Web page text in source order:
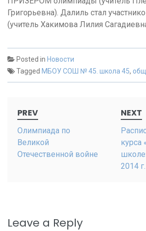
Григорьевна). Далиль стал
(учитель Хакимова Лилия
Posted in Новости
Tagged МБОУ СОШ № 45. школа 45,
navigation
PREV
Олимпиада по
Великой
Отечественной войне
NEXT
курса
2014 г.
Leave a Reply